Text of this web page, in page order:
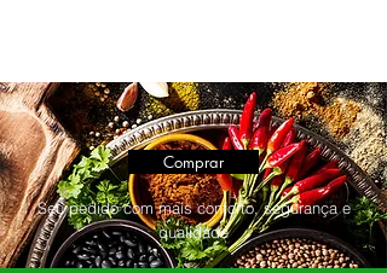
Comprar
Seu pedido com mais conforto, segurança e
qualidade